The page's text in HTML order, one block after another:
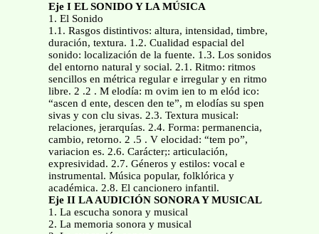
Eje I EL SONIDO Y LA MÚSICA
1. El Sonido
1.1. Rasgos distintivos: altura, intensidad, timbre,
duración, textura. 1.2. Cualidad espacial del
sonido: localización de la fuente. 1.3. Los sonidos
del entorno natural y social. 2.1. Ritmo: ritmos
sencillos en métrica regular e irregular y en ritmo
libre. 2 .2 . M elodía: m ovim ien to m elód ico:
“ascen d ente, descen den te”, m elodías su spen
sivas y con clu sivas. 2.3. Textura musical:
relaciones, jerarquías. 2.4. Forma: permanencia,
cambio, retorno. 2 .5 . V elocidad: “tem po”,
variacion es. 2.6. Carácter;: articulación,
expresividad. 2.7. Géneros y estilos: vocal e
instrumental. Música popular, folklórica y
académica. 2.8. El cancionero infantil.
Eje II LA AUDICIÓN SONORA Y MUSICAL
1. La escucha sonora y musical
2. La memoria sonora y musical